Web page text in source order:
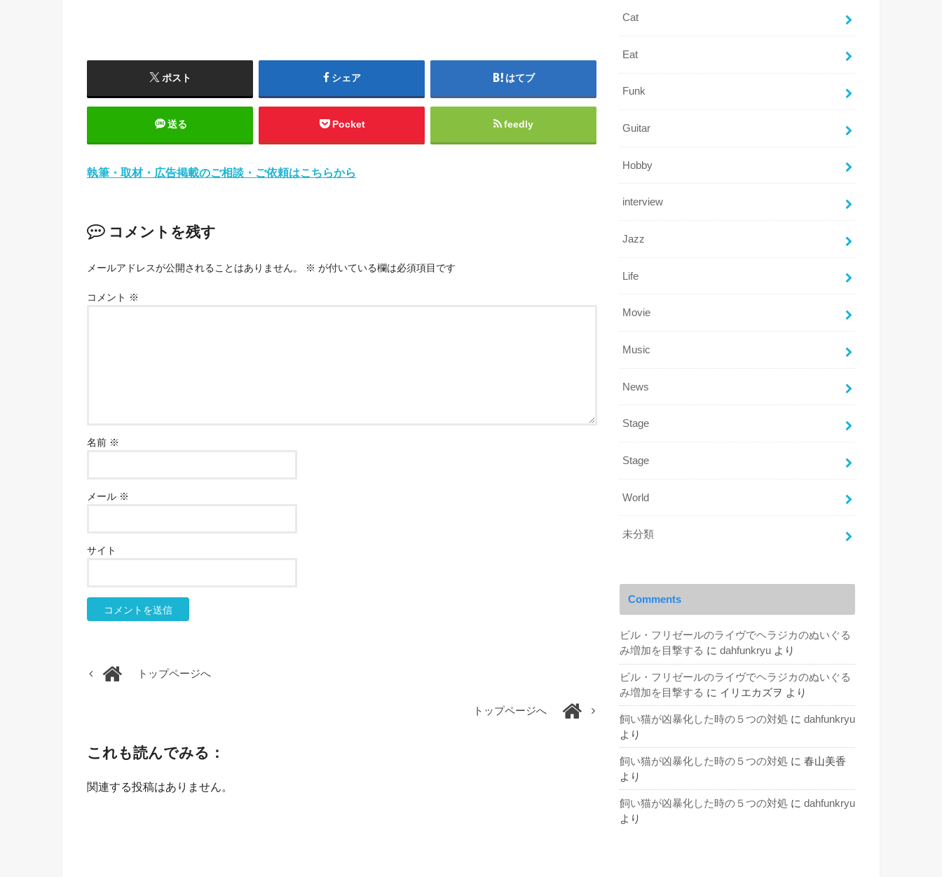
ポスト シェア はてブ
送る Pocket feedly
執筆・取材・広告掲載のご相談・ご依頼はこちらから
コメントを残す
メールアドレスが公開されることはありません。 ※ が付いている欄は必須項目です
コメント ※
名前 ※
メール ※
サイト
トップページへ
トップページへ
これも読んでみる：
関連する投稿はありません。
Cat
Eat
Funk
Guitar
Hobby
interview
Jazz
Life
Movie
Music
News
Stage
Stage
World
未分類
Comments
ビル・フリゼールのライヴでヘラジカのぬいぐる
み増加を目撃する に dahfunkryu より
ビル・フリゼールのライヴでヘラジカのぬいぐる
み増加を目撃する に イリエカズヲ より
飼い猫が凶暴化した時の５つの対処 に dahfunkryu
より
飼い猫が凶暴化した時の５つの対処 に 春山美香
より
飼い猫が凶暴化した時の５つの対処 に dahfunkryu
より